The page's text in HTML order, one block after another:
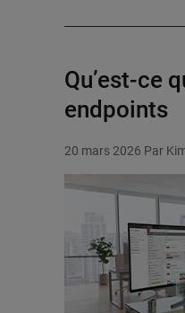
Qu’est-ce
endpoints
20 mars 2026 Par